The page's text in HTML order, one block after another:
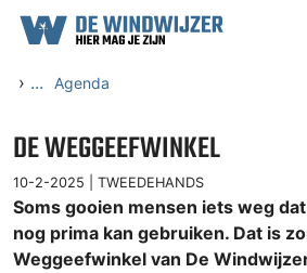
Ga naar content
› ... Agenda
DE WEGGEEFWINKEL
10-2-2025 | TWEEDEHANDS
Soms gooien mensen iets weg
nog prima kan gebruiken. Dat is
Weggeefwinkel van De